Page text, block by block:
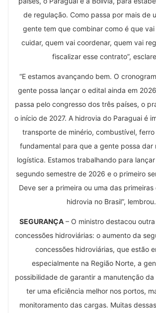
de regulação. Como passa por mais de
gente tem que combinar como é que
cuidar, quem vai coordenar, quem vai
fiscalizar esse contrato”,
“E estamos avançando bem. O
gente possa lançar o edital ainda em
passa pelo congresso dos três países, o
o início de 2027. A hidrovia do Paraguai é
transporte de minério, combustível, ferro
fundamental para que a gente possa dar
logística. Estamos trabalhando para
segundo semestre de 2026 e o primeiro
Deve ser a primeira ou uma das
hidrovia no Brasil”, lembrou.
SEGURANÇA– O ministro destacou
concessões hidroviárias: o aumento da
concessões hidroviárias, que estão
especialmente na Região Norte, a
possibilidade de garantir a manutenção
ter uma eficiência melhor nos portos,
monitoramento das cargas. Muitas